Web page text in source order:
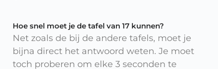
Hoe snel moet je de tafel van 17 kunnen?
Net zoals de bij de andere tafels, moet je
bijna direct het antwoord weten. Je moet
toch proberen om elke 3 seconden te